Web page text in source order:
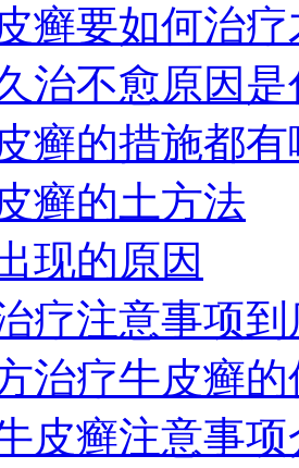
癣要如何治
治不愈原因
癣的措施都有
癣的土方法
现的原因
疗注意事项
治疗牛皮癣
皮癣注意事项